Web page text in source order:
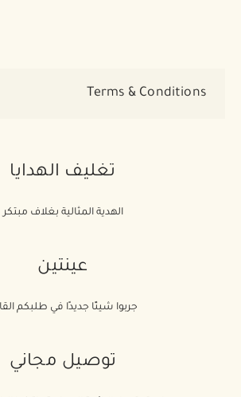
Terms & Conditions
requirement of any product from
Design Editions by Richard Quinn
pouch. This offer is not valid in
that if you wish to return the
of your order, this will only be
also been returned.
تغليف الهدايا
الهدية المثالية بغلاف مبتكر
عينتين
جربوا شيئًا جديدًا في طلبكم
توصيل مجاني